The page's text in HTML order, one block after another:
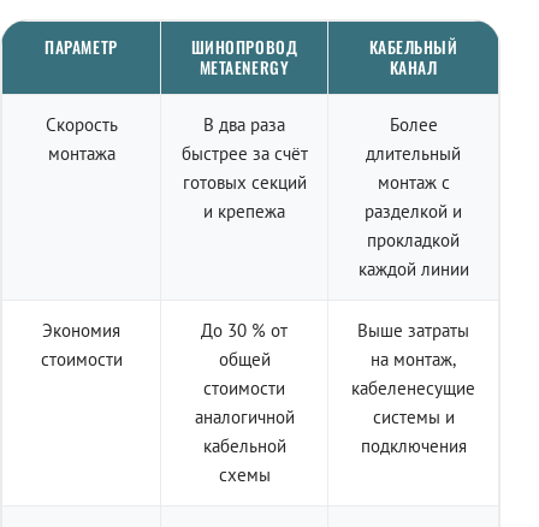
ПАРАМЕТР
ШИНОПРОВОД
METAENERGY
КАБЕЛЬНЫЙ
КАНАЛ
Скорость
монтажа
В два раза
быстрее за счёт
готовых секций
и крепежа
Более
длительный
монтаж с
разделкой и
прокладкой
каждой линии
Экономия
стоимости
До 30 % от
общей
стоимости
аналогичной
кабельной
схемы
Выше затраты
на монтаж,
кабеленесущие
системы и
подключения